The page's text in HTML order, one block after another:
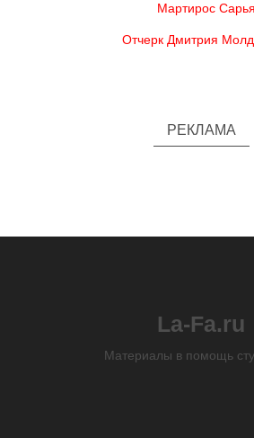
Мартирос
Отчерк Дмитрия
РЕКЛАМА
La-Fa.ru
Материалы в помощь